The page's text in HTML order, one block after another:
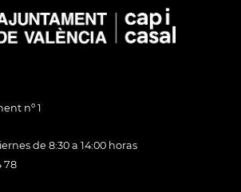
nº 1
de 8:30 a 14:00 horas
78